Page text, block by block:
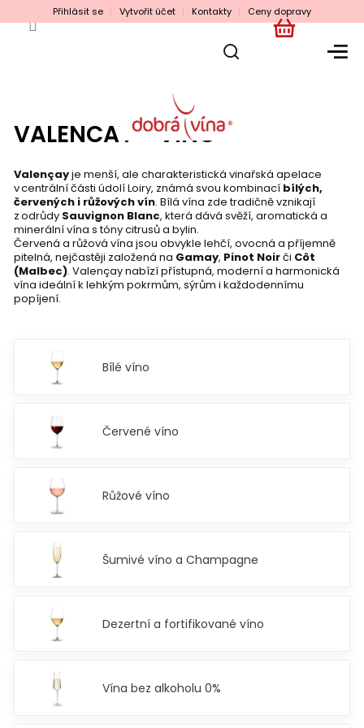
na
Přihlásit se Vytvořit účet Kontakty Ceny dopravy
NÁKUPNÍ
VALENCAY - VÍNO
Valençayje menší, ale charakteristická vinařská apelace
v centrální části údolí Loiry, známá svou kombinací bílých,
červených i růžových vín. Bílá vína zde tradičně vznikají
z odrůdy Sauvignon Blanc, která dává svěží, aromatická a
minerální vína s tóny citrusů a bylin.
Červená a růžová vína jsou obvykle lehčí, ovocná a příjemně
pitelná, nejčastěji založená na Gamay, Pinot Noirči Côt
(Malbec). Valençay nabízí přístupná, moderní a harmonická
vína ideální k lehkým pokrmům, sýrům i každodennímu
popíjení.
Bílé víno
Červené víno
Růžové víno
Šumivé víno a Champagne
Dezertní a fortifikované víno
Vína bez alkoholu 0%